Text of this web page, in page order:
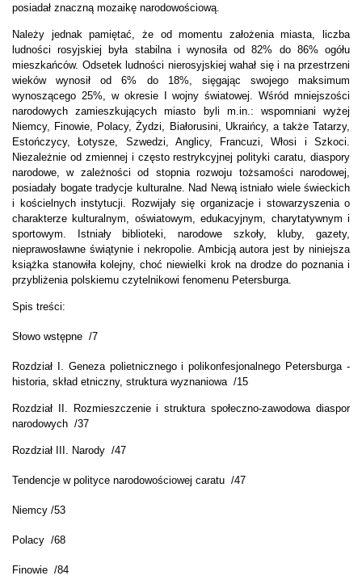
posiadał znaczną mozaikę narodowościową.
Należy jednak pamiętać, że od momentu założenia miasta, liczba
ludności rosyjskiej była stabilna i wynosiła od 82% do 86% ogółu
mieszkańców. Odsetek ludności nierosyjskiej wahał się i na przestrzeni
wieków wynosił od 6% do 18%, sięgając swojego maksimum
wynoszącego 25%, w okresie I wojny światowej. Wśród mniejszości
narodowych zamieszkujących miasto byli m.in.: wspomniani wyżej
Niemcy, Finowie, Polacy, Żydzi, Białorusini, Ukraińcy, a także Tatarzy,
Estończycy, Łotysze, Szwedzi, Anglicy, Francuzi, Włosi i Szkoci.
Niezależnie od zmiennej i często restrykcyjnej polityki caratu, diaspory
narodowe, w zależności od stopnia rozwoju tożsamości narodowej,
posiadały bogate tradycje kulturalne. Nad Newą istniało wiele świeckich
i kościelnych instytucji. Rozwijały się organizacje i stowarzyszenia o
charakterze kulturalnym, oświatowym, edukacyjnym, charytatywnym i
sportowym. Istniały biblioteki, narodowe szkoły, kluby, gazety,
nieprawosławne świątynie i nekropolie. Ambicją autora jest by niniejsza
książka stanowiła kolejny, choć niewielki krok na drodze do poznania i
przybliżenia polskiemu czytelnikowi fenomenu Petersburga.
Spis treści:
Słowo wstępne /7
Rozdział I. Geneza polietnicznego i polikonfesjonalnego Petersburga -
historia, skład etniczny, struktura wyznaniowa /15
Rozdział II. Rozmieszczenie i struktura społeczno-zawodowa diaspor
narodowych /37
Rozdział III. Narody /47
Tendencje w polityce narodowościowej caratu /47
Niemcy /53
Polacy /68
Finowie /84